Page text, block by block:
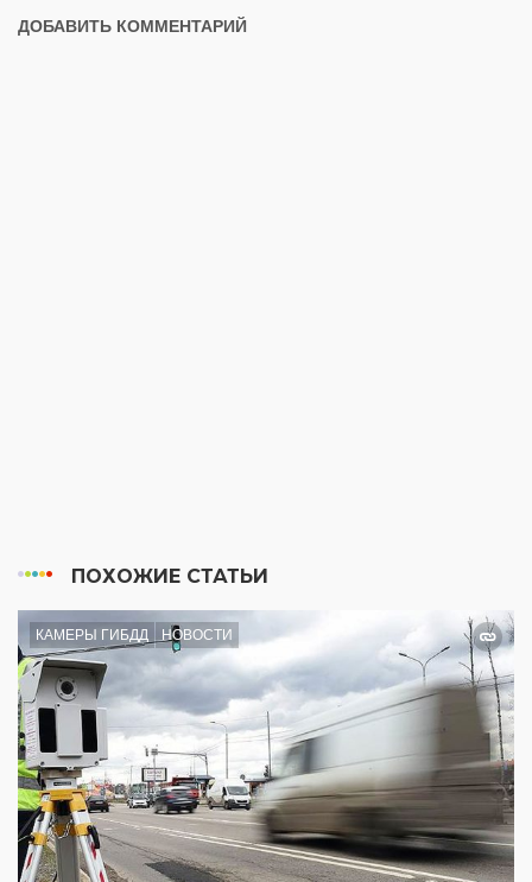
ДОБАВИТЬ КОММЕНТАРИЙ
ПОХОЖИЕ СТАТЬИ
КАМЕРЫ ГИБДД НОВОСТИ